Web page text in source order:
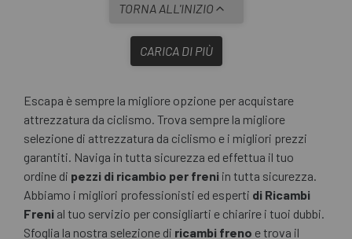
TORNA ALL'INIZIO
CARICA DI PIÙ
Escapa è sempre la migliore opzione per acquistare
attrezzatura da ciclismo. Trova sempre la migliore
selezione di attrezzatura da ciclismo e i migliori prezzi
garantiti. Naviga in tutta sicurezza ed effettua il tuo
ordine di pezzi di ricambio per freni in tutta sicurezza.
Abbiamo i migliori professionisti ed esperti di Ricambi
Freni al tuo servizio per consigliarti e chiarire i tuoi dubbi.
Sfoglia la nostra selezione di ricambi freno e trova il